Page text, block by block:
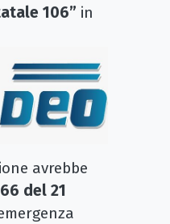
106” in
avrebbe
del 21